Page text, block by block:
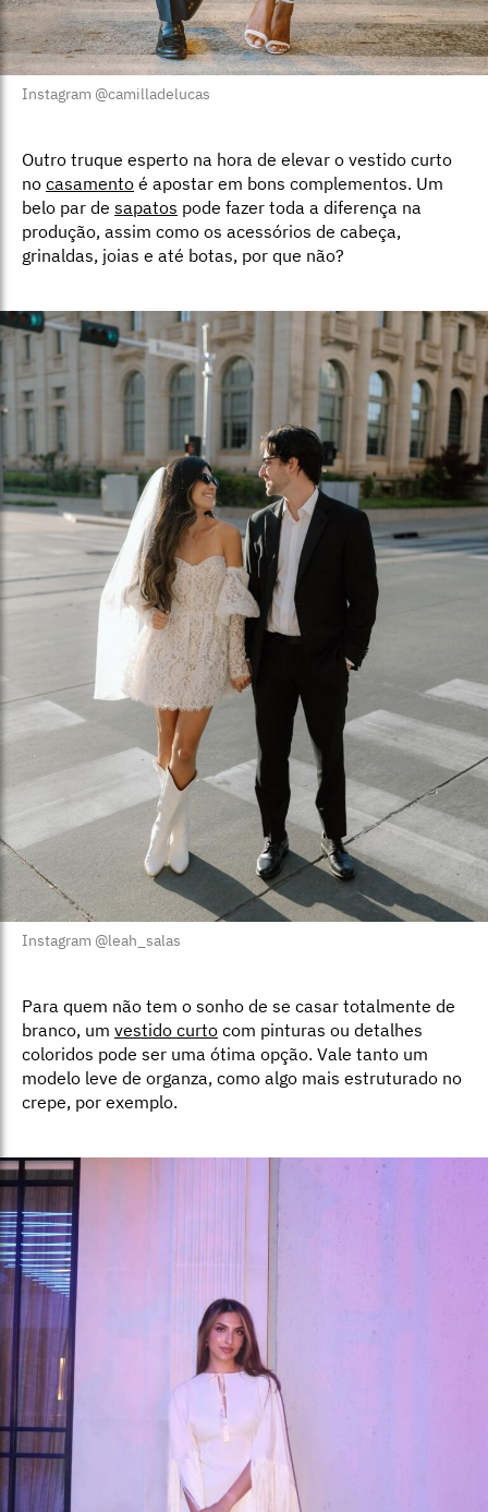
Instagram @camilladelucas
Outro truque esperto na hora de elevar o vestido curto
no casamento é apostar em bons complementos. Um
belo par de sapatos pode fazer toda a diferença na
produção, assim como os acessórios de cabeça,
grinaldas, joias e até botas, por que não?
Instagram @leah_salas
Para quem não tem o sonho de se casar totalmente de
branco, um vestido curto com pinturas ou detalhes
coloridos pode ser uma ótima opção. Vale tanto um
modelo leve de organza, como algo mais estruturado no
crepe, por exemplo.